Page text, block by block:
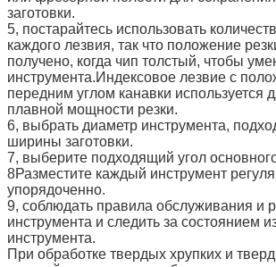
заготовки.
5, постарайтесь использовать
каждого лезвия, так что положение
получено, когда чип толстый, чтобы
инструмента.Индексовое лезвие с
передним углом канавки используется
плавной мощности резки.
6, выбрать диаметр инструмента,
ширины заготовки.
7, выберите подходящий угол
8Разместите каждый инструмент
упорядоченно.
9, соблюдать правила обслуживания и
инструмента и следить за состоянием
инструмента.
При обработке твердых хрупких и